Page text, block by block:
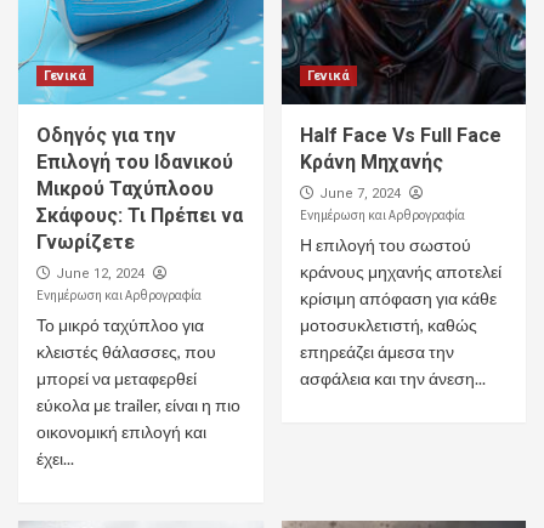
Γενικά
Οδηγός για την
Επιλογή του Ιδανικού
Μικρού Ταχύπλοου
Σκάφους: Τι Πρέπει να
Γνωρίζετε
June 12, 2024
Ενημέρωση και Αρθρογραφία
Το μικρό ταχύπλοο για
κλειστές θάλασσες, που
μπορεί να μεταφερθεί
εύκολα με trailer, είναι η πιο
οικονομική επιλογή και
έχει...
Γενικά
Half Face Vs Full Face
Κράνη Μηχανής
June 7, 2024
Ενημέρωση και Αρθρογραφία
Η επιλογή του σωστού
κράνους μηχανής αποτελεί
κρίσιμη απόφαση για κάθε
μοτοσυκλετιστή, καθώς
επηρεάζει άμεσα την
ασφάλεια και την άνεση...